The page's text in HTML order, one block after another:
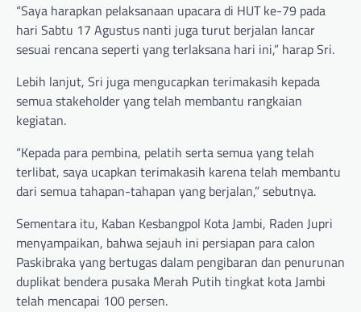
“Saya harapkan pelaksanaan upacara di HUT ke-79 pada
hari Sabtu 17 Agustus nanti juga turut berjalan lancar
sesuai rencana seperti yang terlaksana hari ini,” harap Sri.
Lebih lanjut, Sri juga mengucapkan terimakasih kepada
semua stakeholder yang telah membantu rangkaian
kegiatan.
“Kepada para pembina, pelatih serta semua yang telah
terlibat, saya ucapkan terimakasih karena telah membantu
dari semua tahapan-tahapan yang berjalan,” sebutnya.
Sementara itu, Kaban Kesbangpol Kota Jambi, Raden Jupri
menyampaikan, bahwa sejauh ini persiapan para calon
Paskibraka yang bertugas dalam pengibaran dan penurunan
duplikat bendera pusaka Merah Putih tingkat kota Jambi
telah mencapai 100 persen.